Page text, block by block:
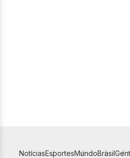
NotíciasEsportesMundoBrasil